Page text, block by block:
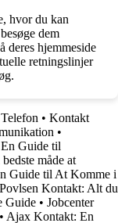
hvor du kan
dem
deres hjemmeside
retningslinjer
• Kontakt
•
Guide til
måde at
Guide til At Komme i
Kontakt: Alt du
Guide • Jobcenter
• Ajax Kontakt: En